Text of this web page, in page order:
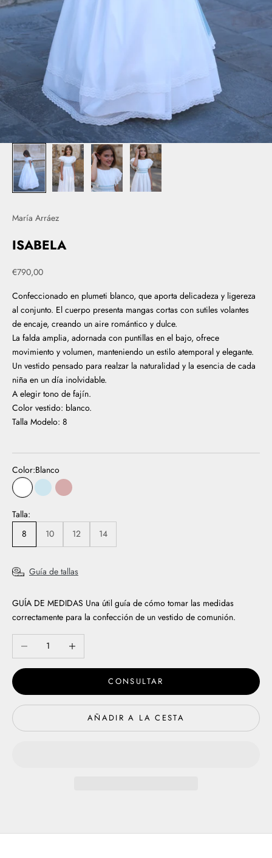
María Arráez
ISABELA
Precio de oferta
€790,00
Confeccionado en plumeti blanco, que aporta delicadeza y ligereza
al conjunto. El cuerpo presenta mangas cortas con sutiles volantes
de encaje, creando un aire romántico y dulce.
La falda amplia, adornada con puntillas en el bajo, ofrece
movimiento y volumen, manteniendo un estilo atemporal y elegante.
Un vestido pensado para realzar la naturalidad y la esencia de cada
niña en un día inolvidable.
A elegir tono de fajín.
Color vestido: blanco.
Talla Modelo: 8
Color:Blanco
BlancoCelesterosa
Talla:
8
10 12 14
Guía de tallas
GUÍA DE MEDIDAS Una útil guía de cómo tomar las medidas
correctamente para la confección de un vestido de comunión.
Reducir cantidadAumentar cantidad
CONSULTAR
AÑADIR A LA CESTA